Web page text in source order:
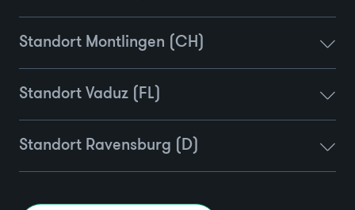
Standort Montlingen (CH)
Standort Vaduz (FL)
Standort Ravensburg (D)